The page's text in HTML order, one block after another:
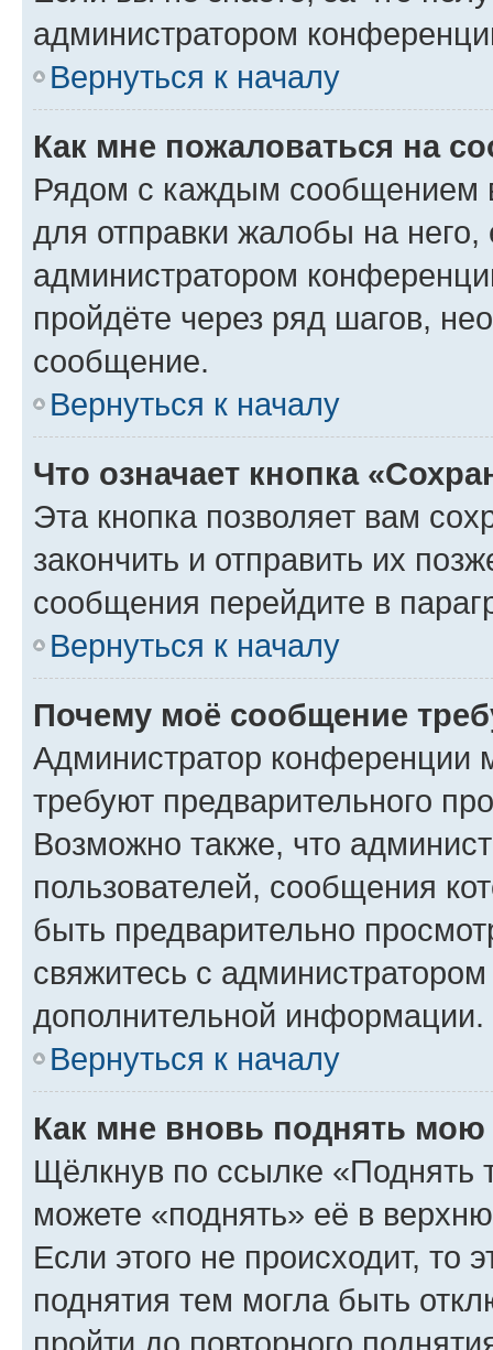
администратором
Вернуться к началу
Как мне пожаловаться на
Рядом с каждым сообщением
для отправки жалобы на
администратором
пройдёте через ряд шагов,
сообщение.
Вернуться к началу
Что означает кнопка
Эта кнопка позволяет вам
закончить и отправить их
сообщения перейдите в
Вернуться к началу
Почему моё сообщение
Администратор конференции
требуют предварительного
Возможно также, что
пользователей, сообщения
быть предварительно
свяжитесь с
дополнительной информации.
Вернуться к началу
Как мне вновь поднять мою
Щёлкнув по ссылке «Поднять
можете «поднять» её в
Если этого не происходит, то
поднятия тем могла быть
пройти до повторного